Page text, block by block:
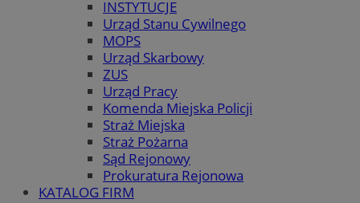
INSTYTUCJE
Urząd Stanu Cywilnego
MOPS
Urząd Skarbowy
ZUS
Urząd Pracy
Komenda Miejska Policji
Straż Miejska
Straż Pożarna
Sąd Rejonowy
Prokuratura Rejonowa
KATALOG FIRM